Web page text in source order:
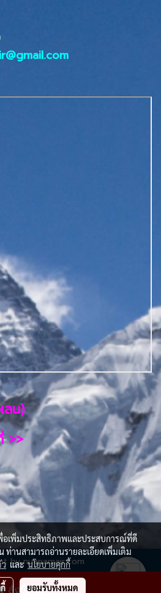
สั่งซื้อสินค้า
ลน)
>>
by nuanamair.com
ขณะนี้ 195
อเพิ่มประสิทธิภาพและประสบการณ์ที่ดี
ท่านสามารถอ่านรายละเอียดเพิ่มเติม
และนโยบายคุกกี้
ยอมรับทั้งหมด